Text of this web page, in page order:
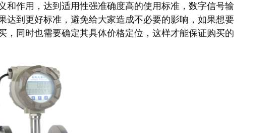
和作用，达到适用性强准确度高的使用标准，数字信号输
达到更好标准，避免给大家造成不必要的影响，如果想要
，同时也需要确定其具体价格定位，这样才能保证购买的